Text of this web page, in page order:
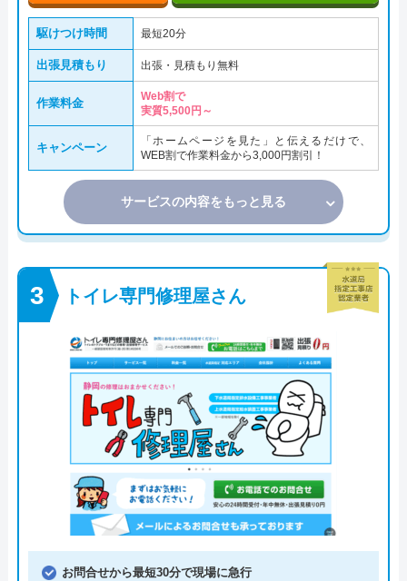
駆けつけ時間 最短20分
出張見積もり 出張・見積もり無料
作業料金
Web割で
実質5,500円～
キャンペーン
「ホームページを見た」と伝えるだけで、
WEB割で作業料金から3,000円割引！
サービスの内容をもっと見る
トイレ専門修理屋さん
お問合せから最短30分で現場に急行